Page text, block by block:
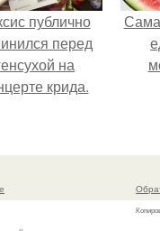
публично
перед
на
крида.